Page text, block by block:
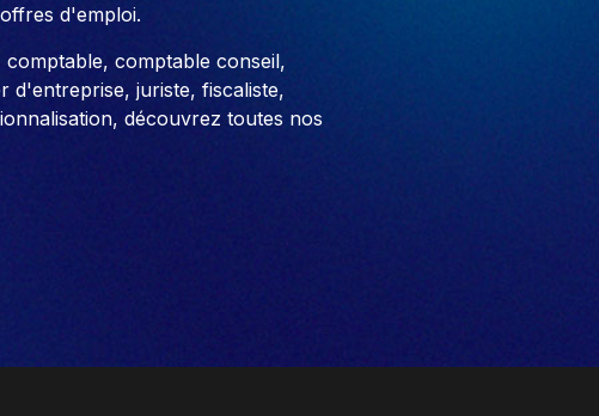
d'emploi.
comptable conseil,
d'entreprise, juriste, fiscaliste,
découvrez toutes nos